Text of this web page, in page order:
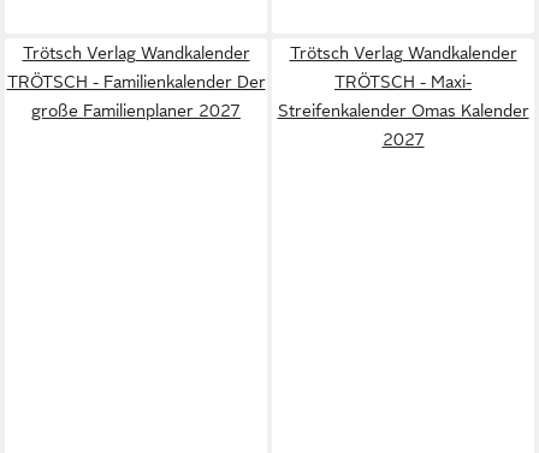
Trötsch Verlag Wandkalender
TRÖTSCH - Familienkalender Der
große Familienplaner 2027
Trötsch Verlag Wandkalender
TRÖTSCH - Maxi-
Streifenkalender Omas Kalender
2027